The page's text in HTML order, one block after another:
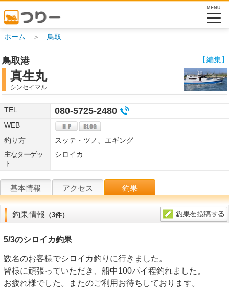
MENU
ホーム ＞ 鳥取
【編集】
鳥取港
真生丸
シンセイマル
TEL 080-5725-2480
WEB
釣り方
スッテ・ツノ、エギング
主なターゲッ
ト
シロイカ
基本情報 アクセス 釣果
釣果情報 （3件）
5/3のシロイカ釣果
数名のお客様でシロイカ釣りに行きました。
皆様に頑張っていただき、船中100パイ程釣れました。
お疲れ様でした。またのご利用お待ちしております。